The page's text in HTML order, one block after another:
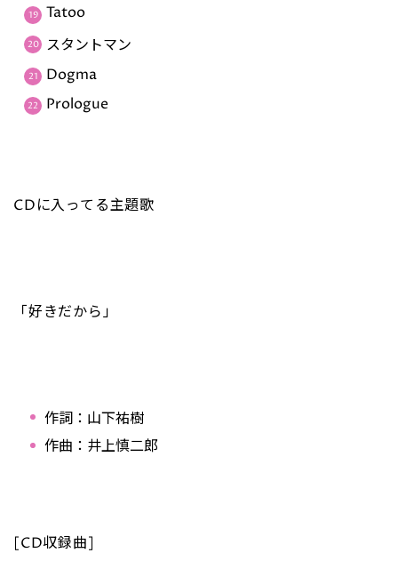
Tatoo
スタントマン
Dogma
Prologue
CDに入ってる主題歌
「好きだから」
作詞：山下祐樹
作曲：井上慎二郎
[CD収録曲]